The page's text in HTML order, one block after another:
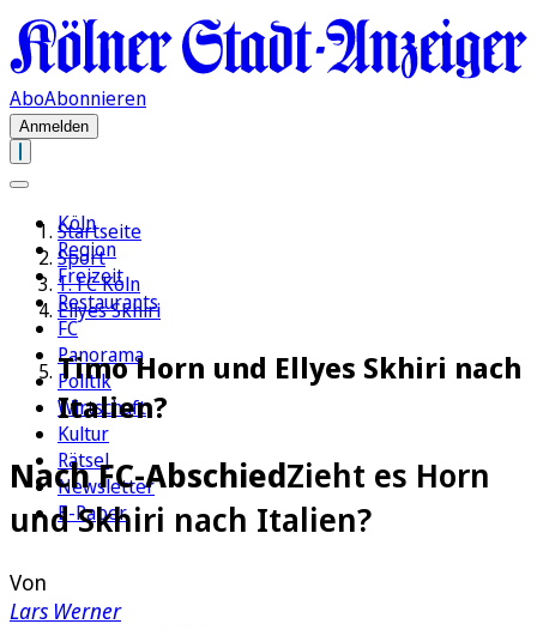
AboAbonnieren
Anmelden
Köln
Region
Freizeit
Restaurants
FC
Panorama
Politik
Wirtschaft
Kultur
Rätsel
Newsletter
E-Paper
Startseite
Sport
1. FC Köln
Ellyes Skhiri
Timo Horn und Ellyes Skhiri nach
Italien?
Nach FC-AbschiedZieht es Horn
und Skhiri nach Italien?
Von
Lars Werner